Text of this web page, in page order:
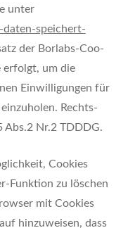
unter
speichert-
der Borlabs-Coo­
erfolgt, um die
Ein­wil­li­gun­gen für
Rechts­
Abs.2 Nr.2 TDDDG.
Coo­kies
Funk­ti­on zu löschen
mit Coo­kies
hin­zu­wei­sen, dass